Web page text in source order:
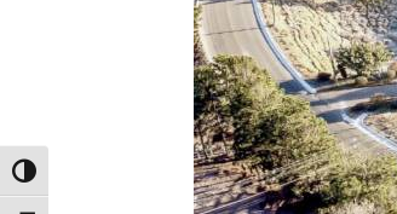
ALTERNAR ALTO CONTRASTE